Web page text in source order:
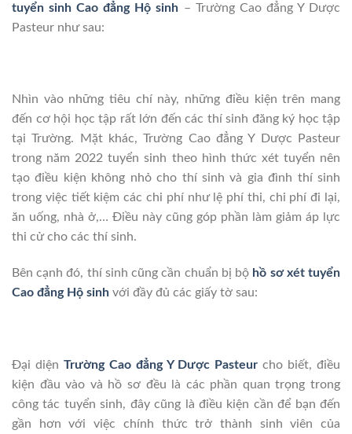
tuyển sinh Cao đẳng Hộ sinh – Trường Cao đẳng Y Dược
Pasteur như sau:
Nhìn vào những tiêu chí này, những điều kiện trên mang
đến cơ hội học tập rất lớn đến các thí sinh đăng ký học tập
tại Trường. Mặt khác, Trường Cao đẳng Y Dược Pasteur
trong năm 2022 tuyển sinh theo hình thức xét tuyển nên
tạo điều kiện không nhỏ cho thí sinh và gia đình thí sinh
trong việc tiết kiệm các chi phí như lệ phí thi, chi phí đi lại,
ăn uống, nhà ở,… Điều này cũng góp phần làm giảm áp lực
thi cử cho các thí sinh.
Bên cạnh đó, thí sinh cũng cần chuẩn bị bộ hồ sơ xét tuyển
Cao đẳng Hộ sinh với đầy đủ các giấy tờ sau:
Đại diện Trường Cao đẳng Y Dược Pasteur cho biết, điều
kiện đầu vào và hồ sơ đều là các phần quan trọng trong
công tác tuyển sinh, đây cũng là điều kiện cần để bạn đến
gần hơn với việc chính thức trở thành sinh viên của